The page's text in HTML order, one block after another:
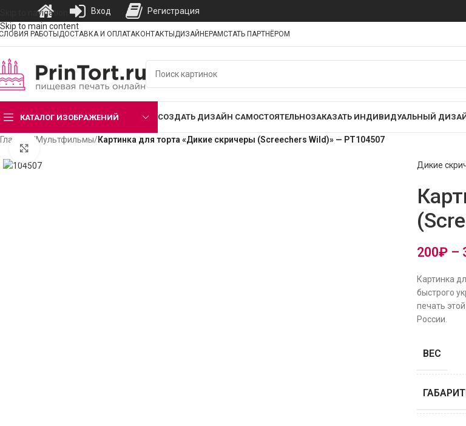
Skip to navigation
Skip to main content
РАБОТЫ ДОСТАВКА И ОПЛАТАКОНТАКТЫ ДИЗАЙНЕРАМСТАТЬ ПАРТНЁРОМ
КАТАЛОГ ИЗОБРАЖЕНИЙ СОЗДАТЬ ДИЗАЙН САМОСТОЯТЕЛЬНОЗАКАЗАТЬ ИНДИВИДУАЛЬНЫЙ
Главная /Мультфильмы/Картинка для торта «Дикие скричеры (Screechers Wild)» — PT104507
Дикие
200₽ –
Картинка
быстрого
печать
России.
ВЕС
Вход Регистрация